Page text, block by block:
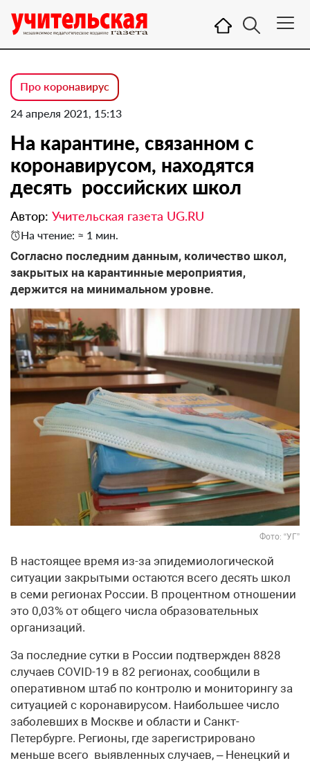
Про коронавирус
24 апреля 2021, 15:13
На карантине, связанном с
коронавирусом, находятся
десять российских школ
Автор: Учительская газета UG.RU
На чтение: ≈ 1 мин.
Согласно последним данным, количество школ,
закрытых на карантинные мероприятия,
держится на минимальном уровне.
Фото: “УГ”
В настоящее время из-за эпидемиологической
ситуации закрытыми остаются всего десять школ
в семи регионах России. В процентном отношении
это 0,03% от общего числа образовательных
организаций.
За последние сутки в России подтвержден 8828
случаев COVID-19 в 82 регионах, сообщили в
оперативном штаб по контролю и мониторингу за
ситуацией с коронавирусом. Наибольшее число
заболевших в Москве и области и Санкт-
Петербурге. Регионы, где зарегистрировано
меньше всего выявленных случаев, – Ненецкий и